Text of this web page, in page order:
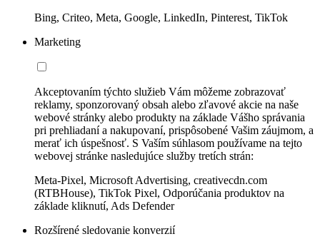
Bing, Criteo, Meta, Google, LinkedIn, Pinterest, TikTok
Marketing
Akceptovaním týchto služieb Vám môžeme zobrazovať
reklamy, sponzorovaný obsah alebo zľavové akcie na naše
webové stránky alebo produkty na základe Vášho správania
pri prehliadaní a nakupovaní, prispôsobené Vašim záujmom, a
merať ich úspešnosť. S Vaším súhlasom používame na tejto
webovej stránke nasledujúce služby tretích strán:
Meta-Pixel, Microsoft Advertising, creativecdn.com
(RTBHouse), TikTok Pixel, Odporúčania produktov na
základe kliknutí, Ads Defender
Rozšírené sledovanie konverzií